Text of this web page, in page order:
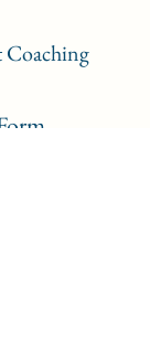
Coaching